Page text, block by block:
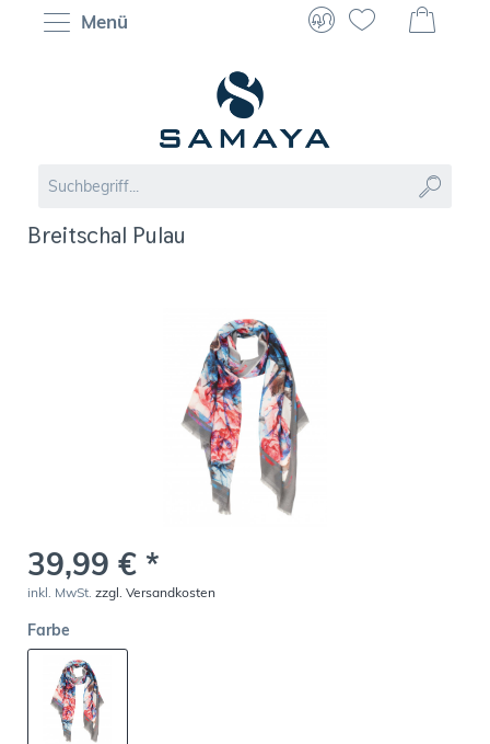
Menü
Breitschal Pulau
39,99 € *
inkl. MwSt. zzgl. Versandkosten
Farbe